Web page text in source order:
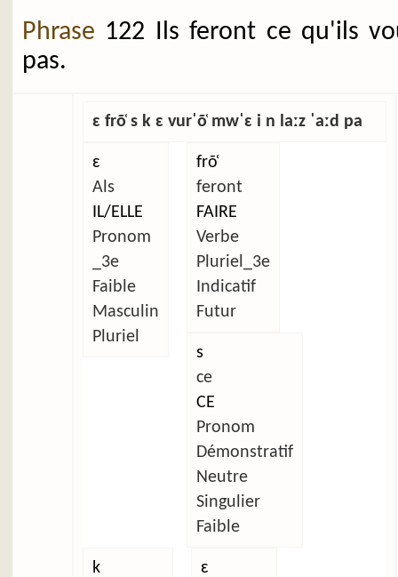
Phrase 122 Ils feront ce qu'ils
pas.
ɛ frõ̜ s k ɛ vurˈõ̜ mwˈɛ i n laːz ˈaːd pa
ɛ
Als
IL/ELLE
Pronom
_3e
Faible
Masculin
Pluriel
frõ̜
feront
FAIRE
Verbe
Pluriel_3e
Indicatif
Futur
s
ce
CE
Pronom
Démonstratif
Neutre
Singulier
Faible
k
ɛ